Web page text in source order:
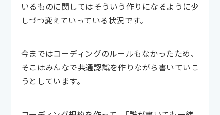
いるものに関してはそういう作りになるように少
しづつ変えていっている状況です。
今まではコーディングのルールもなかったため、
そこはみんなで共通認識を作りながら書いていこ
うとしています。